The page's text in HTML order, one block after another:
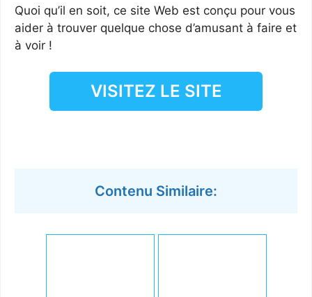
Quoi qu’il en soit, ce site Web est conçu pour vous
aider à trouver quelque chose d’amusant à faire et
à voir !
VISITEZ LE SITE
Contenu Similaire: